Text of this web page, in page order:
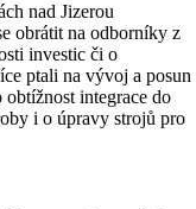
nad Jizerou
obrátit na odborníky z
investic či o
ptali na vývoj a posun
integrace do
i o úpravy strojů pro